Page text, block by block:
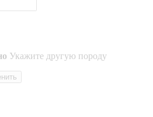
Укажите другую породу